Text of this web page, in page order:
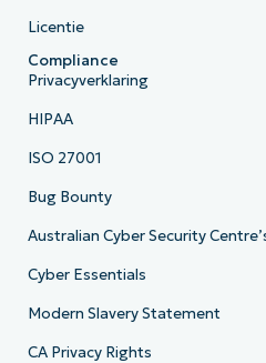
Licentie
Compliance
Privacyverklaring
HIPAA
ISO 27001
Bug Bounty
Australian Cyber Security
Cyber Essentials
Modern Slavery Statement
CA Privacy Rights